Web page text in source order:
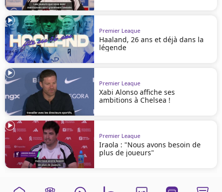
Premier League
Haaland, 26 ans et déjà dans la
légende
Premier League
Xabi Alonso affiche ses
ambitions à Chelsea !
Premier League
Iraola : "Nous avons besoin de
plus de joueurs"